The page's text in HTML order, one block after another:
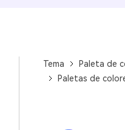
Tema
Paleta de
Paletas de